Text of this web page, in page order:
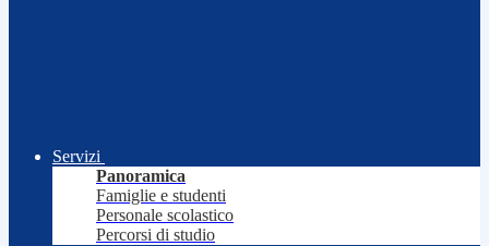
Servizi
Panoramica
Famiglie e studenti
Personale scolastico
Percorsi di studio